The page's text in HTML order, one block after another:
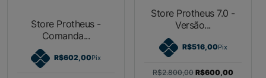
Store Protheus -
Comanda...
R$602,00Pix
Store Protheus 7.0 -
Versão...
R$516,00Pix
R$2.800,00 R$600,00